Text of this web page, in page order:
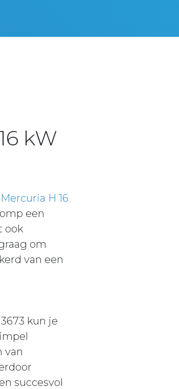
kW
H 16
een
ook
om
van een
kun je
van
succesvol